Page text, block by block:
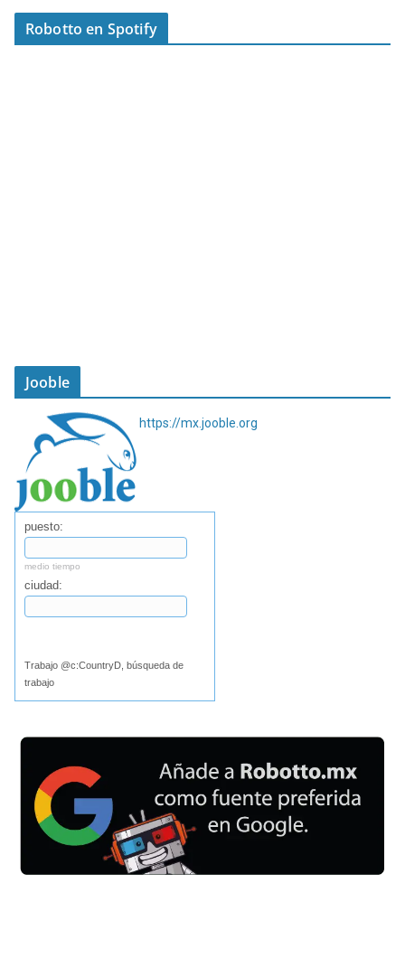
Robotto en Spotify
Jooble
https://mx.jooble.org
puesto:
medio tiempo
ciudad:
Trabajo @c:CountryD, búsqueda de
trabajo